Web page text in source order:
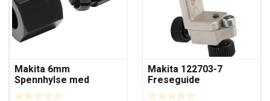
Makita 6mm
Spennhylse med
mutter
Makita 122703-7
Freseguide